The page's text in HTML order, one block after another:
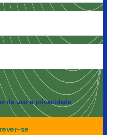
de uso e privacidade
se